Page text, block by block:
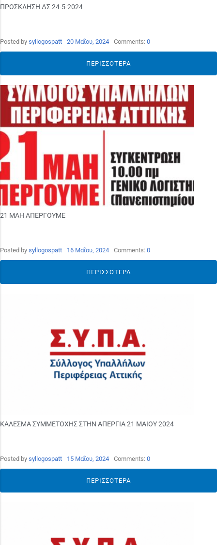
ΠΡΟΣΚΛΗΣΗ ΔΣ 24-5-2024
Posted by syllogospatt 20 Μαΐου, 2024 Comments: 0
ΠΕΡΙΣΣΌΤΕΡΑ
21 ΜΑΗ ΑΠΕΡΓΟΥΜΕ
Posted by syllogospatt 16 Μαΐου, 2024 Comments: 0
ΠΕΡΙΣΣΌΤΕΡΑ
ΚΑΛΕΣΜΑ ΣΥΜΜΕΤΟΧΗΣ ΣΤΗΝ ΑΠΕΡΓΙΑ 21 ΜΑΙΟΥ 2024
Posted by syllogospatt 15 Μαΐου, 2024 Comments: 0
ΠΕΡΙΣΣΌΤΕΡΑ